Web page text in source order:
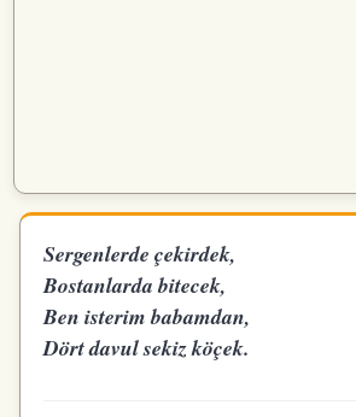
Sergenlerde çekirdek,
Bostanlarda bitecek,
Ben isterim babamdan,
Dört davul sekiz köçek.